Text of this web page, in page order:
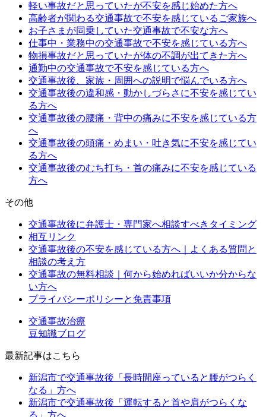
軽い事故だと思っていたが不安を感じ始めた方へ
高齢者が関わる交通事故で不安を感じているご家族へ
お子さまが同乗していた交通事故で不安な方へ
仕事中・業務中の交通事故で不安を感じている方へ
物損事故だと思っていたが体の不調が出てきた方へ
通勤中の交通事故で不安を感じている方へ
交通事故後、家族・周囲への説明で悩んでいる方へ
交通事故後の違和感・動かしづらさに不安を感じてい
る方へ
交通事故後の腰痛・背中の痛みに不安を感じている方
へ
交通事故後の頭痛・めまい・吐き気に不安を感じてい
る方へ
交通事故後のむち打ち・首の痛みに不安を感じている
方へ
その他
交通事故後に弁護士・専門家へ相談すべきタイミング
相互リンク
交通事故後の不安を感じている方へ｜よくある質問と
相談の考え方
交通事故の無料相談｜何から始めればいいか分からな
い方へ
プライバシーポリシーと免責事項
交通事故治療
豆知識ブログ
最新記事はこちら
新潟市で交通事故後「長時間座っていると腰がつらく
なる」方へ
新潟市で交通事故後「運転すると首や肩がつらくな